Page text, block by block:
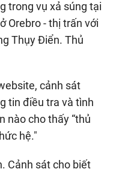
trong vụ xả súng tại
Orebro - thị trấn với
Thụy Điển. Thủ
cảnh sát
tin điều tra và tình
nào cho thấy “thủ
hệ."
Cảnh sát cho biết